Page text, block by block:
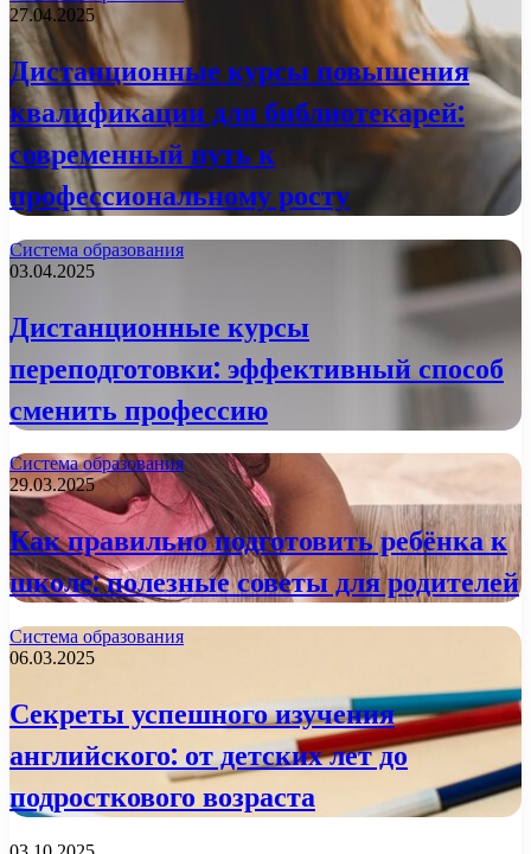
27.04.2025
Дистанционные курсы повышения
квалификации для библиотекарей:
современный путь к
профессиональному росту
Система образования
03.04.2025
Дистанционные курсы
переподготовки: эффективный способ
сменить профессию
Система образования
29.03.2025
Как правильно подготовить ребёнка к
школе: полезные советы для родителей
Система образования
06.03.2025
Секреты успешного изучения
английского: от детских лет до
подросткового возраста